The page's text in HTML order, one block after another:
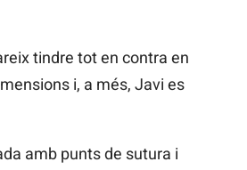
tindre tot en contra en
i, a més, Javi es
amb punts de sutura i